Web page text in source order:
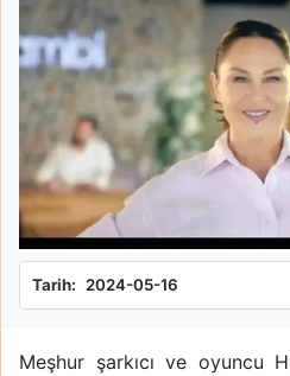
Tarih: 2024-05-16
Meşhur şarkıcı ve oyuncu